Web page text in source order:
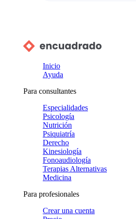
Inicio
Ayuda
Para consultantes
Especialidades
Psicología
Nutrición
Psiquiatría
Derecho
Kinesiología
Fonoaudiología
Terapias Alternativas
Medicina
Para profesionales
Crear una cuenta